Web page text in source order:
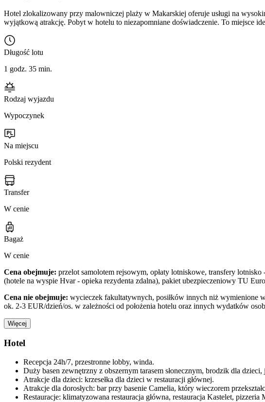
Hotel zlokalizowany przy malowniczej plaży w Makarskiej oferuje usługi na
wyjątkową atrakcję. Pobyt w hotelu to niezapomniane doświadczenie. To miejsce
Długość lotu
1 godz. 35 min.
Rodzaj wyjazdu
Wypoczynek
Na miejscu
Polski rezydent
Transfer
W cenie
Bagaż
W cenie
Cena obejmuje: przelot samolotem rejsowym, opłaty lotniskowe, transfery
(hotele na wyspie Hvar - opieka rezydenta zdalna), pakiet ubezpieczeniowy TU
Cena nie obejmuje: wycieczek fakultatywnych, posiłków innych niż wymienione
ok. 2-3 EUR/dzień/os. w zależności od położenia hotelu oraz innych wydatków
Więcej
Hotel
Recepcja 24h/7, przestronne lobby, winda.
Duży basen zewnętrzny z obszernym tarasem słonecznym, brodzik dla
Atrakcje dla dzieci: krzesełka dla dzieci w restauracji głównej.
Atrakcje dla dorosłych: bar przy basenie Camelia, który wieczorem
Restauracje: klimatyzowana restauracja główna, restauracja Kastelet,